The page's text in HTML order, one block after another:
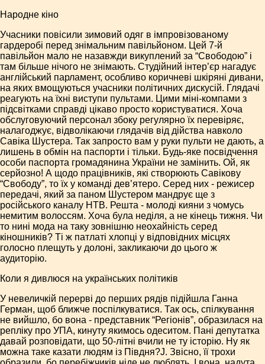
Народне кіно
Учасники повісили зимовий одяг в імпровізованому
гардеробі перед знімальним павільйоном. Цей 7-й
павільйон мало не назавжди викуплений за “Свободою” і
там більше нічого не знімають. Студійний інтер’єр нагадує
англійський парламент, особливо коричневі шкіряні дивани,
на яких вмощуються учасники політичних дискусій. Глядачі
реагують на їхні виступи пультами. Цими міні-компами з
підсвітками справді цікаво просто користуватися. Хоча
обслуговуючий персонал збоку регулярно їх перевіряє,
налагоджує, відволікаючи глядачів від дійства навколо
Савіка Шустера. Так запросто вам у руки пульти не дають, а
лишень в обмін на паспорти і тільки. Будь-яке посвідчення
особи паспорта громадянина України не замінить. Ой, як
серйозно! А щодо працівників, які створюють Савікову
“Свободу”, то їх у команді дев’ятеро. Серед них - режисер
передачі, який за паном Шустером мандрує ще з
російського каналу НТВ. Решта - молоді кияни з чомусь
немитим волоссям. Хоча була неділя, а не кінець тижня. Чи
то нині мода на таку зовнішню неохайність серед
кіношників? Ті ж патлаті хлопці у відповідних місцях
голосно плещуть у долоні, закликаючи до цього ж
аудиторію.
Коли я дивлюся на українських політиків
У невеличкій перерві до перших рядів підійшла Ганна
Герман, щоб ближче поспілкуватися. Так ось, спілкування
не вийшло, бо вона - представник “Регіонів”, образилася на
репліку про УПА, кинуту якимось одеситом. Пані депутатка
давай розповідати, що 50-літні вчили не ту історію. Ну як
можна таке казати людям із Півдня?J. Звісно, її трохи